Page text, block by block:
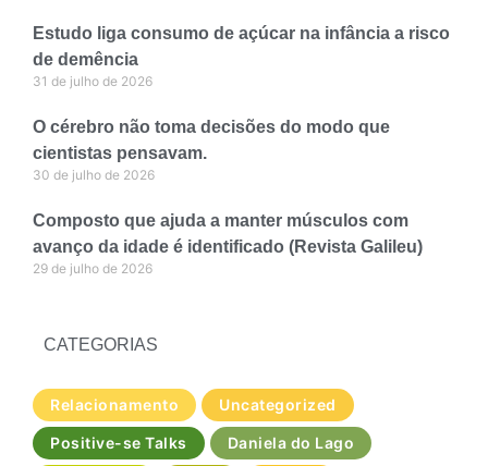
Estudo liga consumo de açúcar na infância a risco
de demência
31 de julho de 2026
O cérebro não toma decisões do modo que
cientistas pensavam.
30 de julho de 2026
Composto que ajuda a manter músculos com
avanço da idade é identificado (Revista Galileu)
29 de julho de 2026
CATEGORIAS
Relacionamento Uncategorized
Positive-se Talks Daniela do Lago